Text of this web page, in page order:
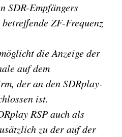
SDR-Empfängers
ZF-Frequenz
die Anzeige der
auf dem
der an den SDRplay-
ist.
RSP auch als
zu der auf der